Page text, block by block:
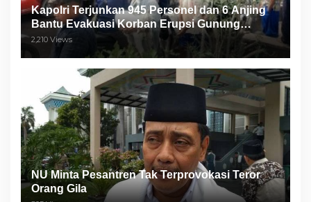
Kapolri Terjunkan 945 Personel dan 6 Anjing
Bantu Evakuasi Korban Erupsi Gunung
Semeru
2,210 Views
NU Minta Pesantren Tak Terprovokasi Teror
Orang Gila